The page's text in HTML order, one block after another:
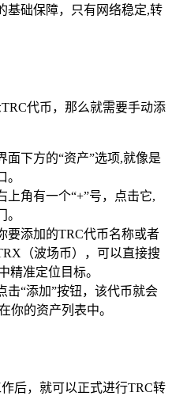
基础保障，只有网络稳定,转
代币，那么就需要手动添
面下方的“资产”选项,就像是
上角有一个“+”号，点击它,
要添加的TRC代币名称或者
（波场币），可以直接搜
精准定位目标。
击“添加”按钮，该代币就会
你的资产列表中。
后，就可以正式进行TRC转